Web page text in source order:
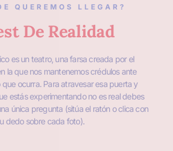
QUEREMOS LLEGAR?
De Realidad
es un teatro, una farsa creada por el
la que nos mantenemos crédulos ante
ocurra. Para atravesar esa puerta y
estás experimentando no es real debes
única pregunta (sitúa el ratón o clica con
dedo sobre cada foto).